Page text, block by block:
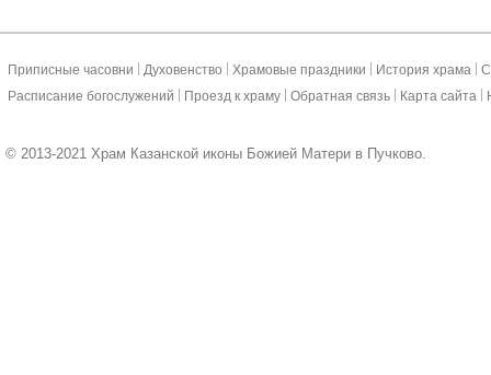
Приписные часовни Духовенство Храмовые праздники История храма
Расписание богослужений
Проезд к храму Обратная связь Карта сайта
© 2013-2021 Храм Казанской иконы Божией Матери в Пучково.